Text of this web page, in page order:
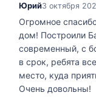
Юрий3 октября
Огромное
дом! Построили
современный, с
в срок, ребята
место, куда
Очень довольны!